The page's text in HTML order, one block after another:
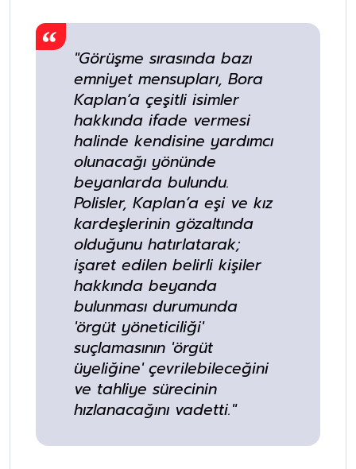
"Görüşme sırasında bazı
emniyet mensupları, Bora
Kaplan’a çeşitli isimler
hakkında ifade vermesi
halinde kendisine yardımcı
olunacağı yönünde
beyanlarda bulundu.
Polisler, Kaplan’a eşi ve kız
kardeşlerinin gözaltında
olduğunu hatırlatarak;
işaret edilen belirli kişiler
hakkında beyanda
bulunması durumunda
'örgüt yöneticiliği'
suçlamasının 'örgüt
üyeliğine' çevrilebileceğini
ve tahliye sürecinin
hızlanacağını vadetti."